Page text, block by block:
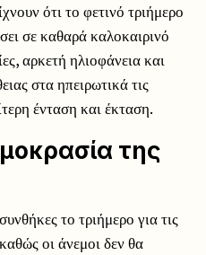
ότι το φετινό τριήμερο
σε καθαρά καλοκαιρινό
αρκετή ηλιοφάνεια και
στα ηπειρωτικά τις
ένταση και έκταση.
της
το τριήμερο για τις
οι άνεμοι δεν θα